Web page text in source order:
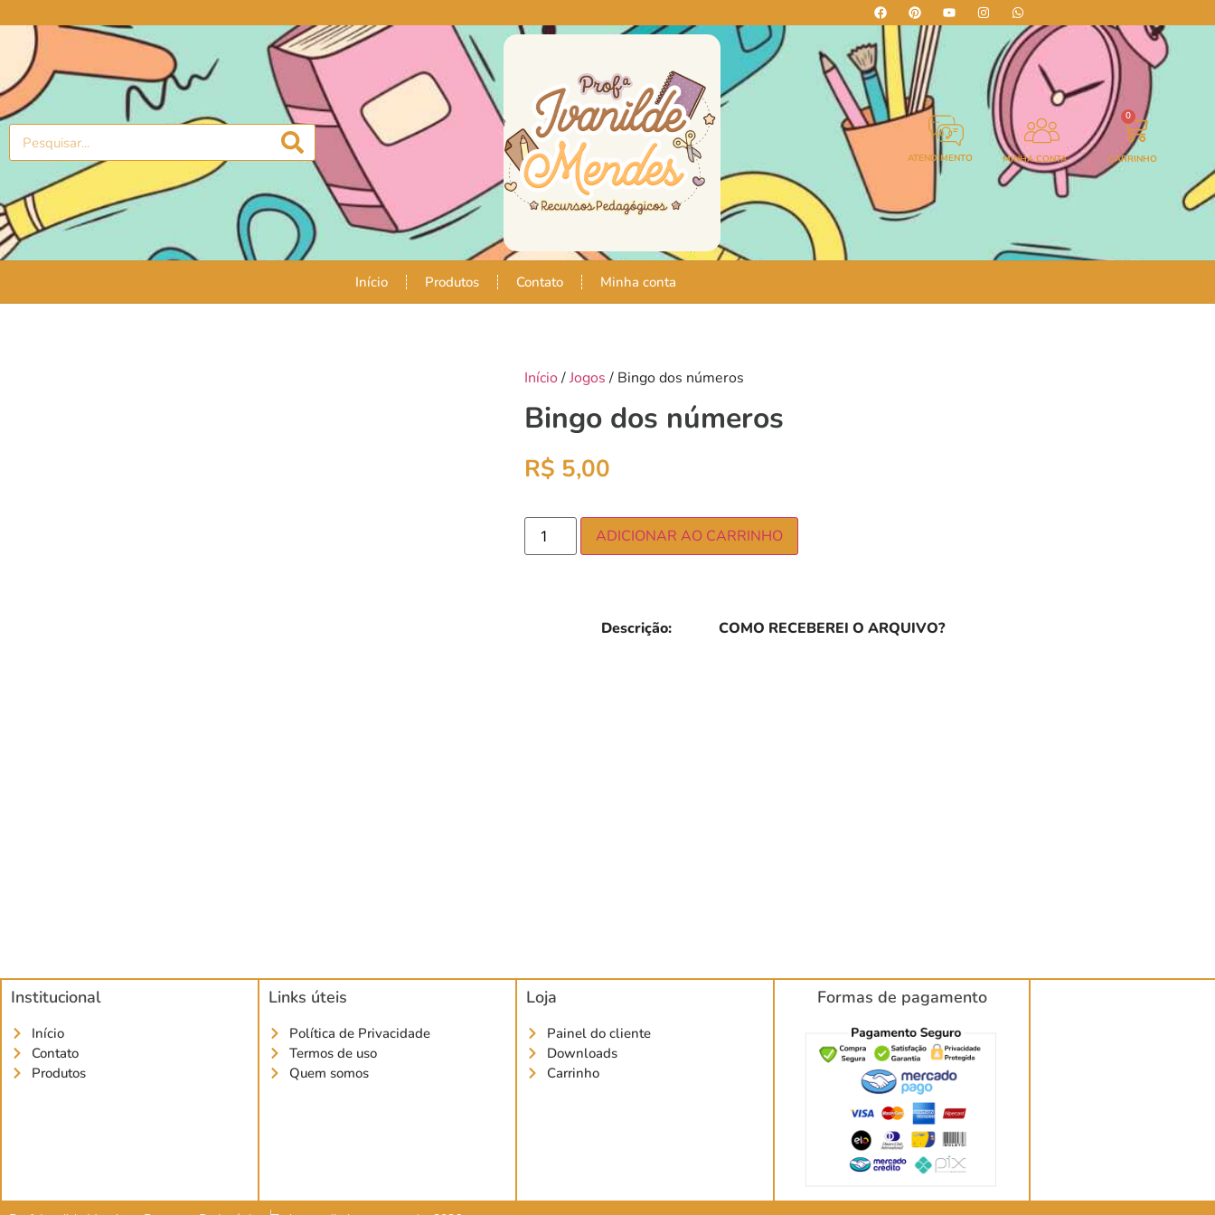
ATENDIMENTO MINHA CONTA
0
CARRINHO
Início Produtos Contato Minha conta
Início/Jogos / Bingo dos números
Bingo dos números
R$ 5,00
ADICIONAR AO CARRINHO
Descrição: COMO RECEBEREI O ARQUIVO?
Institucional
Início
Contato
Produtos
Links úteis
Política de Privacidade
Termos de uso
Quem somos
Loja
Painel do cliente
Downloads
Carrinho
Formas de pagamento